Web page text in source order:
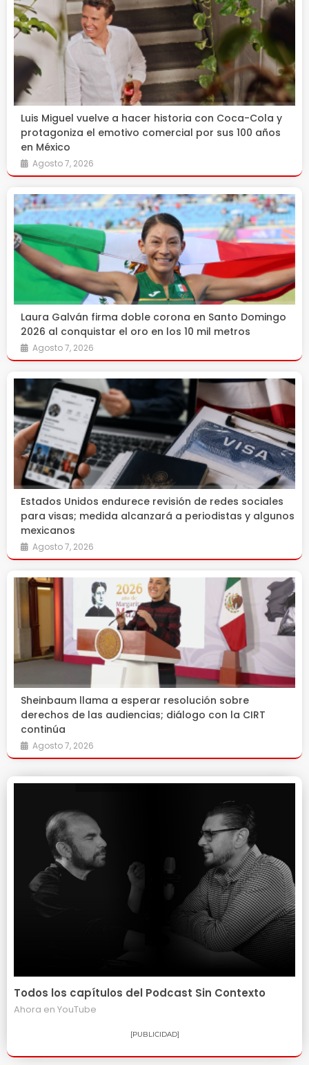
Luis Miguel vuelve a hacer historia con Coca-Cola y
protagoniza el emotivo comercial por sus 100 años
en México
Agosto 7, 2026
Laura Galván firma doble corona en Santo Domingo
2026 al conquistar el oro en los 10 mil metros
Agosto 7, 2026
Estados Unidos endurece revisión de redes sociales
para visas; medida alcanzará a periodistas y algunos
mexicanos
Agosto 7, 2026
Sheinbaum llama a esperar resolución sobre
derechos de las audiencias; diálogo con la CIRT
continúa
Agosto 7, 2026
Todos los capítulos del Podcast Sin Contexto
Ahora en YouTube
[PUBLICIDAD]